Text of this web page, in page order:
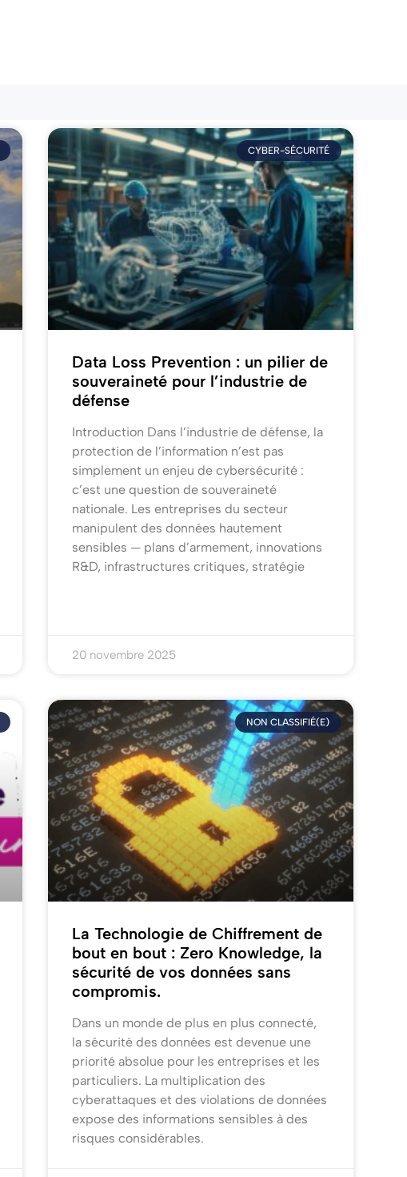
CYBER-SÉCURITÉ
Data Loss Prevention : un pilier de
souveraineté pour l’industrie de
défense
Introduction Dans l’industrie de défense, la
protection de l’information n’est pas
simplement un enjeu de cybersécurité :
c’est une question de souveraineté
nationale. Les entreprises du secteur
manipulent des données hautement
sensibles — plans d’armement, innovations
R&D, infrastructures critiques, stratégie
20 novembre 2025
NON CLASSIFIÉ(E)
La Technologie de Chiffrement de
bout en bout : Zero Knowledge, la
sécurité de vos données sans
compromis.
Dans un monde de plus en plus connecté,
la sécurité des données est devenue une
priorité absolue pour les entreprises et les
particuliers. La multiplication des
cyberattaques et des violations de données
expose des informations sensibles à des
risques considérables.